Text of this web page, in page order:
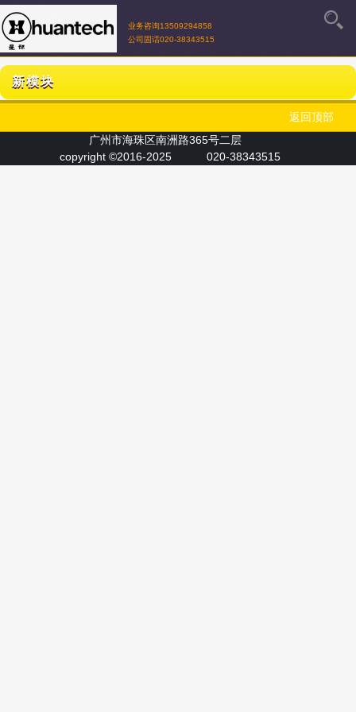
业务咨询13509294858
公司固话020-38343515
新模块
返回顶部
广州市海珠区南洲路365号二层
copyright ©2016-2025
020-38343515